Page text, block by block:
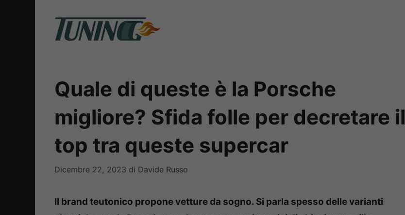
Quale di queste è la Porsche
migliore? Sfida folle per decretare il
top tra queste supercar
Dicembre 22, 2023 di Davide Russo
Il brand teutonico propone vetture da sogno. Si parla spesso delle varianti